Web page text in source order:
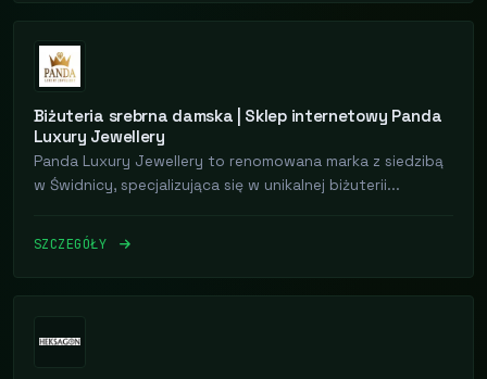
Biżuteria srebrna damska | Sklep internetowy Panda
Luxury Jewellery
Panda Luxury Jewellery to renomowana marka z siedzibą
w Świdnicy, specjalizująca się w unikalnej biżuterii...
SZCZEGÓŁY